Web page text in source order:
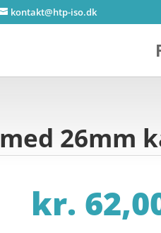
kontakt@htp-iso.dk
med 26mm
kr.